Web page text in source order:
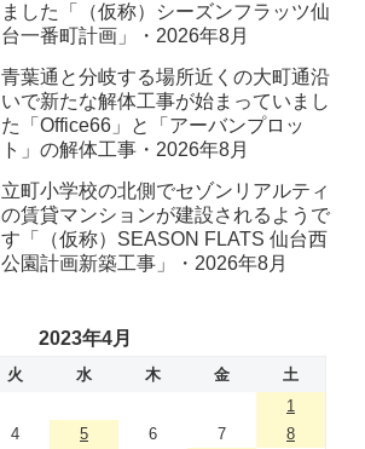
ました「（仮称）シーズンフラッツ仙
台一番町計画」・2026年8月
青葉通と分岐する場所近くの大町通沿
いで新たな解体工事が始まっていまし
た「Office66」と「アーバンプロッ
ト」の解体工事・2026年8月
立町小学校の北側でセゾンリアルティ
の賃貸マンションが建設されるようで
す「（仮称）SEASON FLATS 仙台西
公園計画新築工事」・2026年8月
2023年4月
火 水 木 金
土
1
4 5 6 7 8